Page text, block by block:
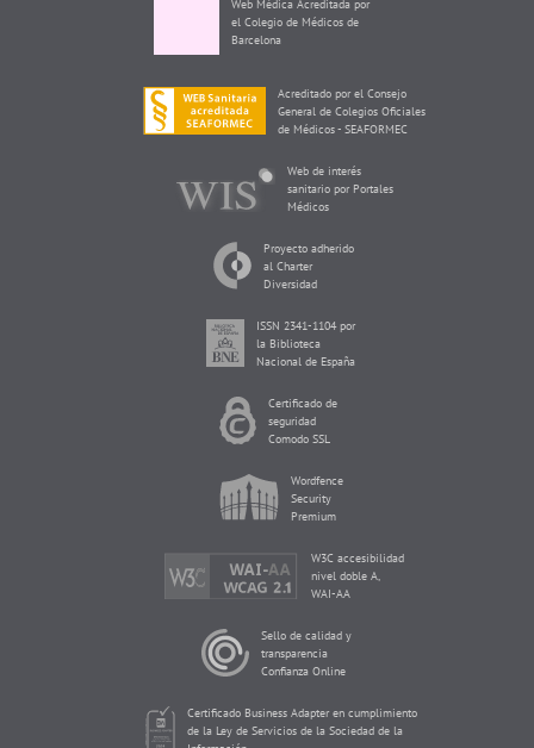
Web Médica Acreditada por
el Colegio de Médicos de
Barcelona
Acreditado por el Consejo
General de Colegios Oficiales
de Médicos - SEAFORMEC
Web de interés
sanitario por Portales
Médicos
Proyecto adherido
al Charter
Diversidad
ISSN 2341-1104 por
la Biblioteca
Nacional de España
Certificado de
seguridad
Comodo SSL
Wordfence
Security
Premium
W3C accesibilidad
nivel doble A,
WAI-AA
Sello de calidad y
transparencia
Confianza Online
Certificado Business Adapter en cumplimiento
de la Ley de Servicios de la Sociedad de la